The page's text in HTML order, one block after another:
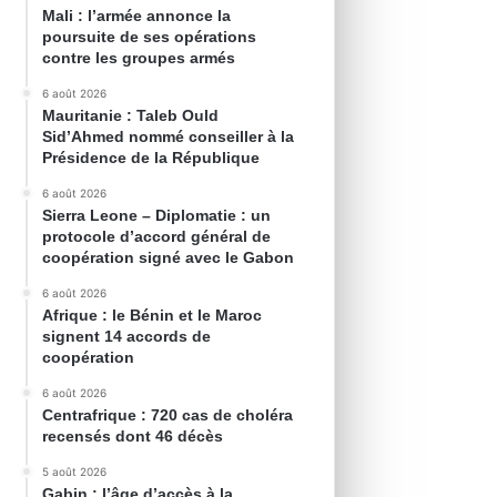
Mali : l’armée annonce la
poursuite de ses opérations
contre les groupes armés
6 août 2026
Mauritanie : Taleb Ould
Sid’Ahmed nommé conseiller à la
Présidence de la République
6 août 2026
Sierra Leone – Diplomatie : un
protocole d’accord général de
coopération signé avec le Gabon
6 août 2026
Afrique : le Bénin et le Maroc
signent 14 accords de
coopération
6 août 2026
Centrafrique : 720 cas de choléra
recensés dont 46 décès
5 août 2026